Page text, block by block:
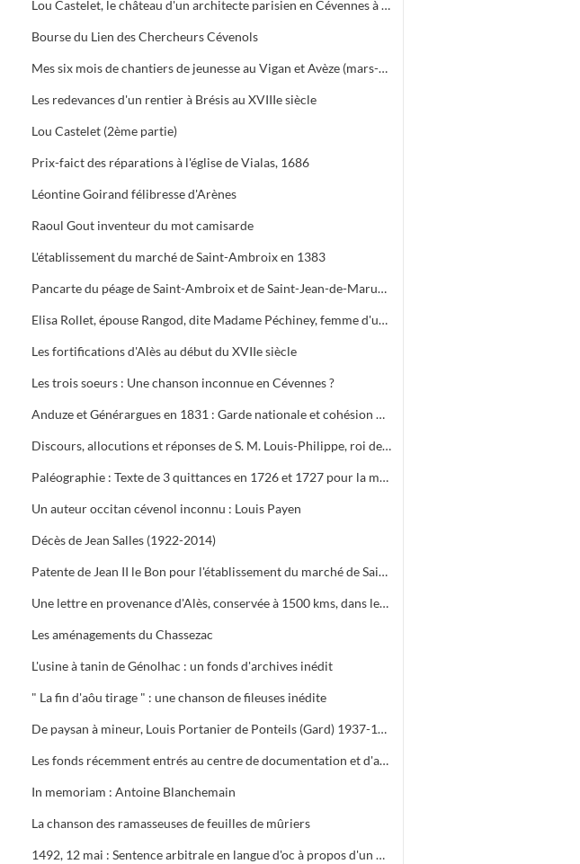
Lou Castelet, le château d'un architecte parisien en Cévennes à la fin du XIXe siècle. Les familles Teissier et de Joly à Avèze (Gard)
Bourse du Lien des Chercheurs Cévenols
Mes six mois de chantiers de jeunesse au Vigan et Avèze (mars-octobre 1941)
Les redevances d'un rentier à Brésis au XVIIIe siècle
Lou Castelet (2ème partie)
Prix-faict des réparations à l'église de Vialas, 1686
Léontine Goirand félibresse d'Arènes
Raoul Gout inventeur du mot camisarde
L'établissement du marché de Saint-Ambroix en 1383
Pancarte du péage de Saint-Ambroix et de Saint-Jean-de-Maruéjols
Elisa Rollet, épouse Rangod, dite Madame Péchiney, femme d'un industriel au XIXe siècle
Les fortifications d'Alès au début du XVIIe siècle
Les trois soeurs : Une chanson inconnue en Cévennes ?
Anduze et Générargues en 1831 : Garde nationale et cohésion nationale
Discours, allocutions et réponses de S. M. Louis-Philippe, roi des Français
Paléographie : Texte de 3 quittances en 1726 et 1727 pour la métairie de Jean Hugues
Un auteur occitan cévenol inconnu : Louis Payen
Décès de Jean Salles (1922-2014)
Patente de Jean II le Bon pour l'établissement du marché de Saint-Ambroix en 1363
Une lettre en provenance d'Alès, conservée à 1500 kms, dans les archives de l'Unité des frères à Herrnhut, à l'est de Dresde en Allemagne
Les aménagements du Chassezac
L'usine à tanin de Génolhac : un fonds d'archives inédit
" La fin d'aôu tirage " : une chanson de fileuses inédite
De paysan à mineur, Louis Portanier de Ponteils (Gard) 1937-1949
Les fonds récemment entrés au centre de documentation et d'archives du Parc national des Cévennes
In memoriam : Antoine Blanchemain
La chanson des ramasseuses de feuilles de mûriers
1492, 12 mai : Sentence arbitrale en langue d'oc à propos d'un moulin et d'un béal, paroisse de Sainte-Marie de Ponteils (Gard)